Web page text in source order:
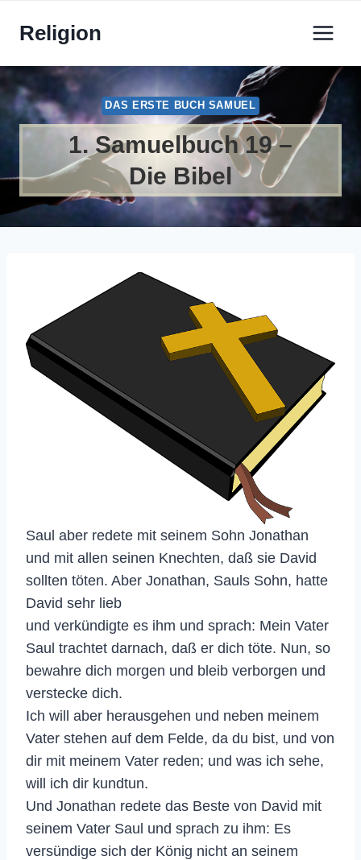
InhaltReligion
DAS ERSTE BUCH SAMUEL
1. Samuelbuch 19 –
Die Bibel
Saul aber redete mit seinem Sohn Jonathan
und mit allen seinen Knechten, daß sie David
sollten töten. Aber Jonathan, Sauls Sohn, hatte
David sehr lieb
und verkündigte es ihm und sprach: Mein Vater
Saul trachtet darnach, daß er dich töte. Nun, so
bewahre dich morgen und bleib verborgen und
verstecke dich.
Ich will aber herausgehen und neben meinem
Vater stehen auf dem Felde, da du bist, und von
dir mit meinem Vater reden; und was ich sehe,
will ich dir kundtun.
Und Jonathan redete das Beste von David mit
seinem Vater Saul und sprach zu ihm: Es
versündige sich der König nicht an seinem